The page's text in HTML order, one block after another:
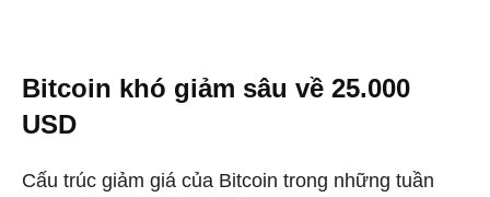
Bitcoin khó giảm sâu về 25.000
USD
Cấu trúc giảm giá của Bitcoin trong những tuần